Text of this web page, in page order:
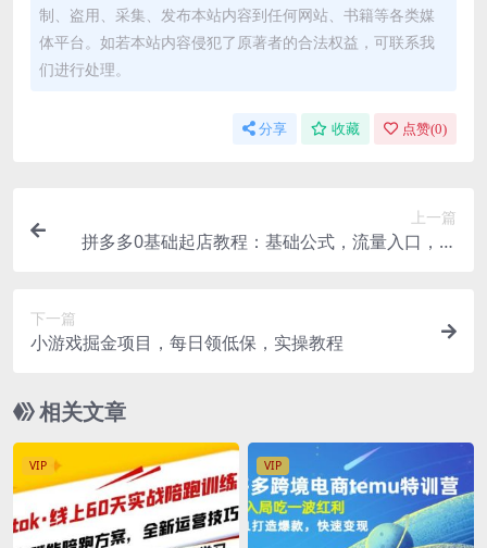
制、盗用、采集、发布本站内容到任何网站、书籍等各类媒
体平台。如若本站内容侵犯了原著者的合法权益，可联系我
们进行处理。
分享 收藏 点赞(0)
上一篇
拼多多0基础起店教程：基础公式，流量入口，爆
下一篇
小游戏掘金项目，每日领低保，实操教程
相关文章
VIP VIP